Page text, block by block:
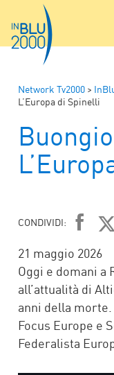
Network Tv2000 >
L’Europa di Spinelli
CONDIVIDI:
21 maggio 2026
Oggi e domani a
all’attualità di
anni della
Focus Europe e
Federalista